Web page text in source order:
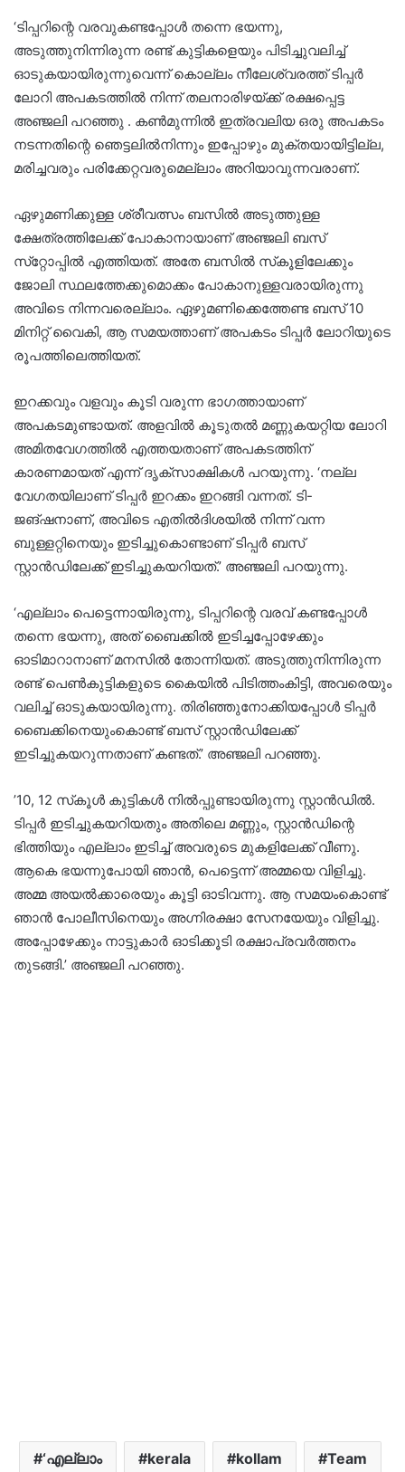
‘ടിപ്പറിന്റെ വരവുകണ്ടപ്പോൾ തന്നെ ഭയന്നു,
അടുത്തുനിന്നിരുന്ന രണ്ട് കുട്ടികളെയും പിടിച്ചുവലിച്ച്
ഓടുകയായിരുന്നുവെന്ന് കൊല്ലം നീലേശ്വരത്ത് ടിപ്പർ
ലോറി അപകടത്തിൽ നിന്ന് തലനാരിഴയ്ക്ക് രക്ഷപ്പെട്ട
അഞ്ജലി പറഞ്ഞു . കൺമുന്നിൽ ഇത്രവലിയ ഒരു അപകടം
നടന്നതിന്റെ ഞെട്ടലിൽനിന്നും ഇപ്പോഴും മുക്തയായിട്ടില്ല,
മരിച്ചവരും പരിക്കേറ്റവരുമെല്ലാം അറിയാവുന്നവരാണ്.
ഏഴുമണിക്കുള്ള ശ്രീവത്സം ബസിൽ അടുത്തുള്ള
ക്ഷേത്രത്തിലേക്ക് പോകാനായാണ് അഞ്ജലി ബസ്
സ്‌റ്റോപ്പിൽ എത്തിയത്. അതേ ബസിൽ സ്‌കൂളിലേക്കും
ജോലി സ്ഥലത്തേക്കുമൊക്കം പോകാനുള്ളവരായിരുന്നു
അവിടെ നിന്നവരെല്ലാം. ഏഴുമണിക്കെത്തേണ്ട ബസ് 10
മിനിറ്റ് വൈകി, ആ സമയത്താണ് അപകടം ടിപ്പർ ലോറിയുടെ
രൂപത്തിലെത്തിയത്.
ഇറക്കവും വളവും കൂടി വരുന്ന ഭാഗത്തായാണ്
അപകടമുണ്ടായത്. അളവിൽ കൂടുതൽ മണ്ണുകയറ്റിയ ലോറി
അമിതവേഗത്തിൽ എത്തയതാണ് അപകടത്തിന്
കാരണമായത് എന്ന് ദൃക്‌സാക്ഷികൾ പറയുന്നു. ‘നല്ല
വേഗതയിലാണ് ടിപ്പർ ഇറക്കം ഇറങ്ങി വന്നത്. ടി-
ജങ്ഷനാണ്, അവിടെ എതിൽദിശയിൽ നിന്ന് വന്ന
ബുള്ളറ്റിനെയും ഇടിച്ചുകൊണ്ടാണ് ടിപ്പർ ബസ്
സ്റ്റാൻഡിലേക്ക് ഇടിച്ചുകയറിയത്.’ അഞ്ജലി പറയുന്നു.
‘എല്ലാം പെട്ടെന്നായിരുന്നു, ടിപ്പറിന്റെ വരവ് കണ്ടപ്പോൾ
തന്നെ ഭയന്നു, അത് ബൈക്കിൽ ഇടിച്ചപ്പോഴേക്കും
ഓടിമാറാനാണ് മനസിൽ തോന്നിയത്. അടുത്തുനിന്നിരുന്ന
രണ്ട് പെൺകുട്ടികളുടെ കൈയിൽ പിടിത്തംകിട്ടി, അവരെയും
വലിച്ച് ഓടുകയായിരുന്നു. തിരിഞ്ഞുനോക്കിയപ്പോൾ ടിപ്പർ
ബൈക്കിനെയുംകൊണ്ട് ബസ് സ്റ്റാൻഡിലേക്ക്
ഇടിച്ചുകയറുന്നതാണ് കണ്ടത്.’ അഞ്ജലി പറഞ്ഞു.
’10, 12 സ്‌കൂൾ കുട്ടികൾ നിൽപ്പുണ്ടായിരുന്നു സ്റ്റാൻഡിൽ.
ടിപ്പർ ഇടിച്ചുകയറിയതും അതിലെ മണ്ണും, സ്റ്റാൻഡിന്റെ
ഭിത്തിയും എല്ലാം ഇടിച്ച് അവരുടെ മുകളിലേക്ക് വീണു.
ആകെ ഭയന്നുപോയി ഞാൻ, പെട്ടെന്ന് അമ്മയെ വിളിച്ചു.
അമ്മ അയൽക്കാരെയും കൂട്ടി ഓടിവന്നു. ആ സമയംകൊണ്ട്
ഞാൻ പോലീസിനെയും അഗ്നിരക്ഷാ സേനയേയും വിളിച്ചു.
അപ്പോഴേക്കും നാട്ടുകാർ ഓടിക്കൂടി രക്ഷാപ്രവർത്തനം
തുടങ്ങി.’ അഞ്ജലി പറഞ്ഞു.
‘എല്ലാം kerala kollam Team